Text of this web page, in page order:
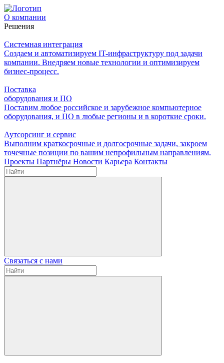
О компании
Решения
Системная интеграция
Создаем и автоматизируем IT-инфраструктуру под задачи
компании. Внедряем новые технологии и оптимизируем
бизнес-процесс.
Поставка
оборудования и ПО
Поставим любое российское и зарубежное компьютерное
оборудования, и ПО в любые регионы и в короткие сроки.
Аутсорсинг и сервис
Выполним краткосрочные и долгосрочные задачи, закроем
точечные позиции по вашим непрофильным направлениям.
Проекты Партнёры Новости Карьера Контакты
Связаться с нами